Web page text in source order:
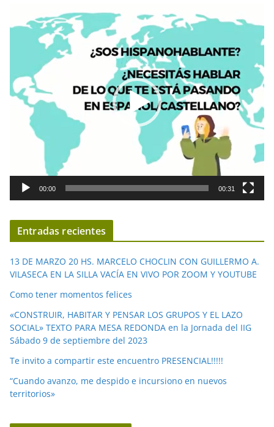
e
d
d
í
d
e
o
00:00 00:31
Entradas recientes
13 DE MARZO 20 HS. MARCELO CHOCLIN CON GUILLERMO A.
VILASECA EN LA SILLA VACÍA EN VIVO POR ZOOM Y YOUTUBE
Como tener momentos felices
«CONSTRUIR, HABITAR Y PENSAR LOS GRUPOS Y EL LAZO
SOCIAL» TEXTO PARA MESA REDONDA en la Jornada del IIG
Sábado 9 de septiembre del 2023
Te invito a compartir este encuentro PRESENCIAL!!!!!
“Cuando avanzo, me despido e incursiono en nuevos
territorios»